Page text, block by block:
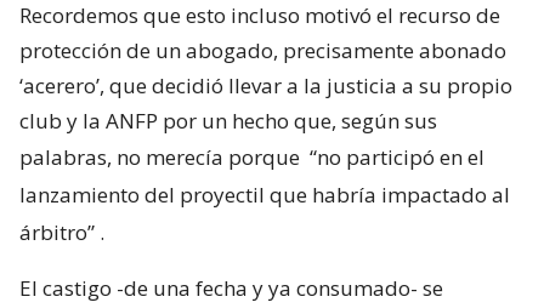
Recordemos que esto incluso motivó el recurso de
protección de un abogado, precisamente abonado
‘acerero’, que decidió llevar a la justicia a su propio
club y la ANFP por un hecho que, según sus
palabras, no merecía porque “no participó en el
lanzamiento del proyectil que habría impactado al
árbitro” .
El castigo -de una fecha y ya consumado- se